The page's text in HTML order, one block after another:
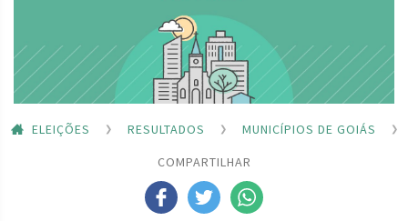
ELEIÇÕES RESULTADOS
MUNICÍPIOS DE GOIÁS
COMPARTILHAR